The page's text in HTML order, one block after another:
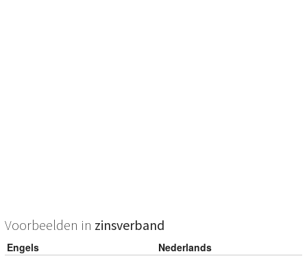
Voorbeelden in zinsverband
Engels
Nederlands